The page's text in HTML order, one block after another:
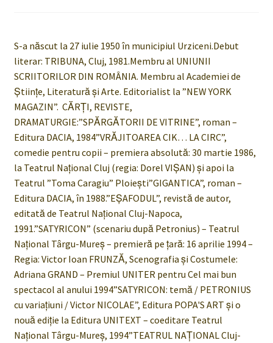
S-a născut la 27 iulie 1950 în municipiul Urziceni.Debut
literar: TRIBUNA, Cluj, 1981.Membru al UNIUNII
SCRIITORILOR DIN ROMÂNIA. Membru al Academiei de
Ştiinţe, Literatură şi Arte. Editorialist la ”NEW YORK
MAGAZIN”. CĂRŢI, REVISTE,
DRAMATURGIE:”SPĂRGĂTORII DE VITRINE”, roman –
Editura DACIA, 1984”VRĂJITOAREA CIK… LA CIRC”,
comedie pentru copii – premiera absolută: 30 martie 1986,
la Teatrul Naţional Cluj (regia: Dorel VIŞAN) şi apoi la
Teatrul ”Toma Caragiu” Ploieşti”GIGANTICA”, roman –
Editura DACIA, în 1988.”EŞAFODUL”, revistă de autor,
editată de Teatrul Naţional Cluj-Napoca,
1991.”SATYRICON” (scenariu după Petronius) – Teatrul
Naţional Târgu-Mureş – premieră pe ţară: 16 aprilie 1994 –
Regia: Victor Ioan FRUNZĂ, Scenografia şi Costumele:
Adriana GRAND – Premiul UNITER pentru Cel mai bun
spectacol al anului 1994”SATYRICON: temă / PETRONIUS
cu variaţiuni / Victor NICOLAE”, Editura POPA'S ART şi o
nouă ediţie la Editura UNITEXT – coeditare Teatrul
Național Târgu-Mureş, 1994”TEATRUL NAŢIONAL Cluj-